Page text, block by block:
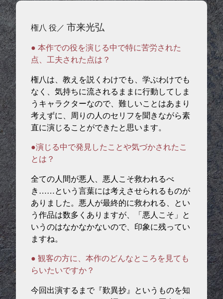
権八 役／市来光弘
● 本作での役を演じる中で特に苦労された
点、工夫された点は？
権八は、教えを説くわけでも、学ぶわけでも
なく、気持ちに流されるままに行動してしま
うキャラクターなので、難しいことはあまり
考えずに、周りの人のセリフを聞きながら素
直に演じることができたと思います。
●演じる中で発見したことや気づかされたこ
とは？
全ての人間が悪人、悪人こそ救われるべ
き……という言葉には考えさせられるものが
ありました。悪人が最終的に救われる、とい
う作品は数多くありますが、「悪人こそ」と
いうのはなかなかないので、印象に残ってい
ますね。
● 観客の方に、本作のどんなところを見ても
らいたいですか？
今回出演するまで『歎異抄』というものを知